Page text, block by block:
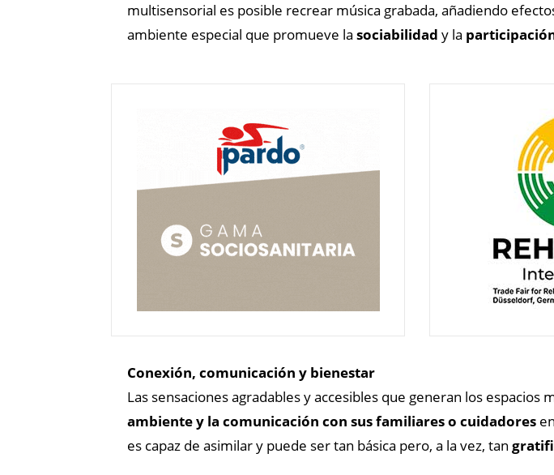
multisensorial es posible recrear música grabada, añadiendo
ambiente especial que promueve la sociabilidad y la
Conexión, comunicación y bienestar
Las sensaciones agradables y accesibles que generan los espacios
ambiente y la comunicación con sus familiares o cuidadores
es capaz de asimilar y puede ser tan básica pero, a la vez, tan